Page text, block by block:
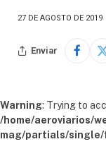
27 DE AGOSTO DE 2019
Enviar
Warning: Trying to
/home/aeroviarios/
mag/partials/